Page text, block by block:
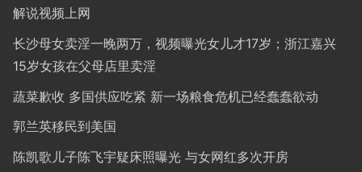
解说视频上网
长沙母女卖淫一晚两万，视频曝光女儿才17岁；浙江嘉兴
15岁女孩在父母店里卖淫
蔬菜歉收 多国供应吃紧 新一场粮食危机已经蠢蠢欲动
郭兰英移民到美国
陈凯歌儿子陈飞宇疑床照曝光 与女网红多次开房